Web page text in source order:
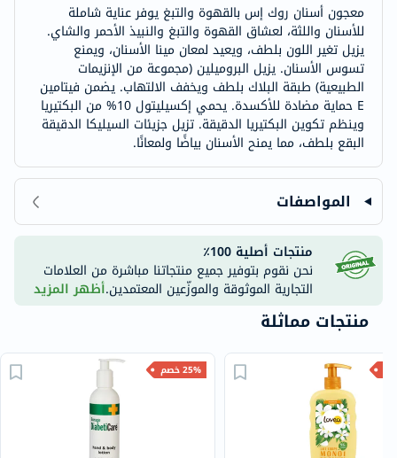
معجون أسنان روك إس بالقهوة والتبغ يوفر عناية شاملة
للأسنان واللثة، لعشاق القهوة والتبغ والنبيذ الأحمر والشاي.
يزيل تغير اللون بلطف، ويعيد لمعان مينا الأسنان، ويمنع
تسوس الأسنان. يزيل البروميلين (مجموعة من الإنزيمات
الطبيعية) طبقة البلاك بلطف ويخفف الالتهاب. يضمن فيتامين
E حماية مضادة للأكسدة. يحمي إكسيليتول 10% من البكتيريا
وينظم تكوين البكتيريا الدقيقة. تزيل جزيئات السيليكا الدقيقة
البقع بلطف، مما يمنح الأسنان بياضًا ولمعانًا.
المواصفات
منتجات أصلية 100٪
نحن نقوم بتوفير جميع منتجاتنا مباشرة من العلامات
التجارية الموثوقة والموزّعين المعتمدين.أظهر المزيد
منتجات مماثلة
25% خصم